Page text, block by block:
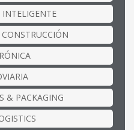
& PACKAGING